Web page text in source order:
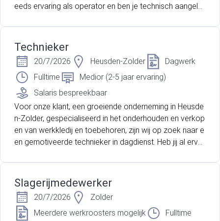
eeds ervaring als operator en ben je technisch aangele
daging. Ontdek hieronder wat deze opportuniteit jou te
bieden heeft!
Technieker
20/7/2026 Heusden-Zolder
Dagwerk
Fulltime
Medior (2-5 jaar ervaring)
Salaris bespreekbaar
Voor onze klant, een groeiende onderneming in Heusde
n-Zolder, gespecialiseerd in het onderhouden en verkop
en van werkkledij en toebehoren, zijn wij op zoek naar e
en gemotiveerde technieker in dagdienst. Heb jij al ervar
Slagerijmedewerker
20/7/2026
Zolder
Meerdere werkroosters mogelijk
Fulltime